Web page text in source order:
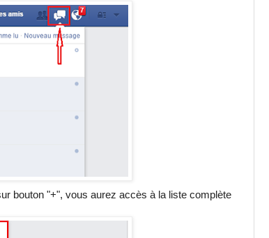
bouton "+", vous aurez accès à la liste complète